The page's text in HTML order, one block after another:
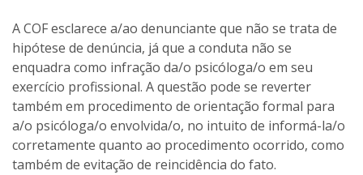
A COF esclarece a/ao denunciante que não se trata de
hipótese de denúncia, já que a conduta não se
enquadra como infração da/o psicóloga/o em seu
exercício profissional. A questão pode se reverter
também em procedimento de orientação formal para
a/o psicóloga/o envolvida/o, no intuito de informá-la/o
corretamente quanto ao procedimento ocorrido, como
também de evitação de reincidência do fato.